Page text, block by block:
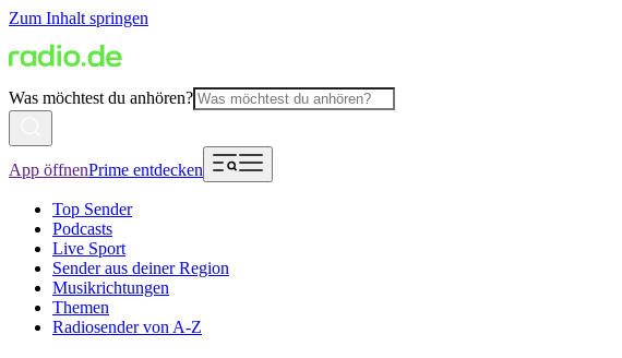
Zum Inhalt springen
Was möchtest du anhören?
App öffnenPrime entdecken
Top Sender
Podcasts
Live Sport
Sender aus deiner Region
Musikrichtungen
Themen
Radiosender von A-Z